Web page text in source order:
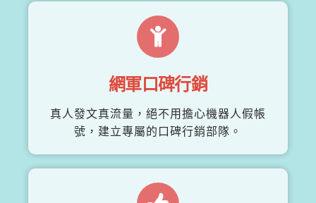
網軍口碑行銷
真人發文真流量，絕不用擔心機器人假帳
號，建立專屬的口碑行銷部隊。